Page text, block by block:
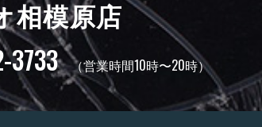
相模原店
3733 （営業時間10時〜20時）